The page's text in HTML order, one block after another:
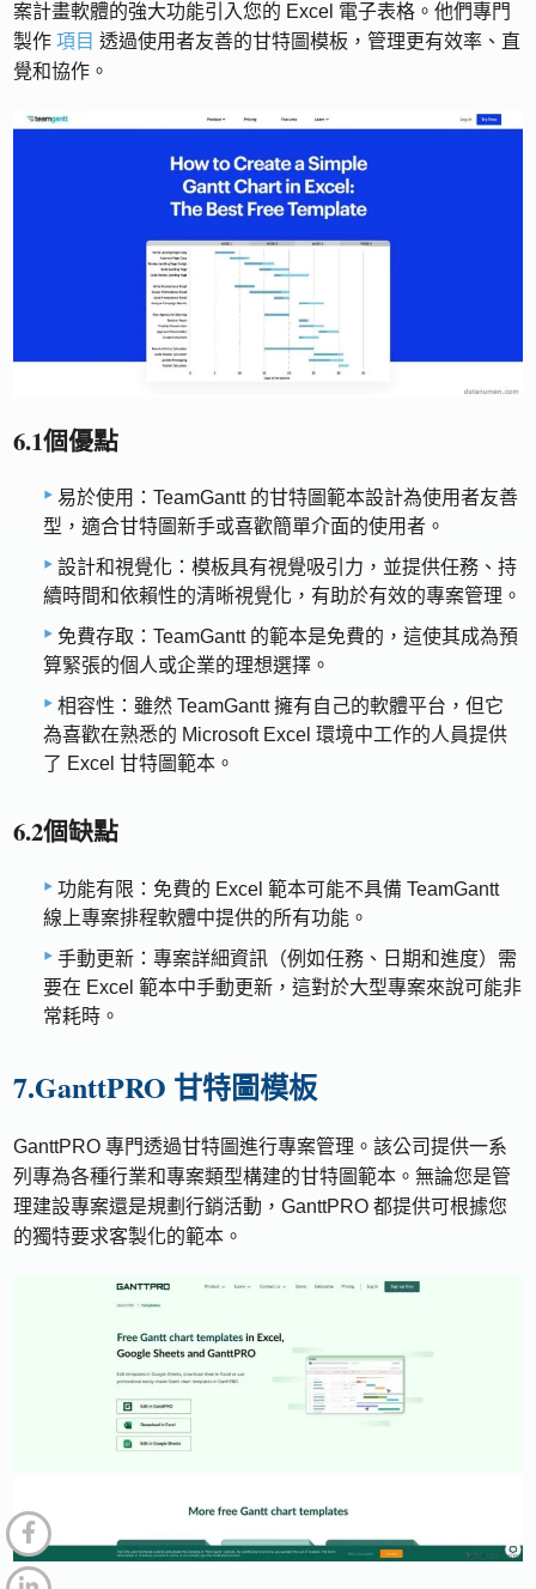
案計畫軟體的強大功能引入您的 Excel 電子表格。他們專門
製作項目 透過使用者友善的甘特圖模板，管理更有效率、直
覺和協作。
6.1個優點
易於使用：TeamGantt 的甘特圖範本設計為使用者友善
型，適合甘特圖新手或喜歡簡單介面的使用者。
設計和視覺化：模板具有視覺吸引力，並提供任務、持
續時間和依賴性的清晰視覺化，有助於有效的專案管理。
免費存取：TeamGantt 的範本是免費的，這使其成為預
算緊張的個人或企業的理想選擇。
相容性：雖然 TeamGantt 擁有自己的軟體平台，但它
為喜歡在熟悉的 Microsoft Excel 環境中工作的人員提供
了 Excel 甘特圖範本。
6.2個缺點
功能有限：免費的 Excel 範本可能不具備 TeamGantt
線上專案排程軟體中提供的所有功能。
手動更新：專案詳細資訊（例如任務、日期和進度）需
要在 Excel 範本中手動更新，這對於大型專案來說可能非
常耗時。
7.GanttPRO 甘特圖模板
GanttPRO 專門透過甘特圖進行專案管理。該公司提供一系
列專為各種行業和專案類型構建的甘特圖範本。無論您是管
理建設專案還是規劃行銷活動，GanttPRO 都提供可根據您
的獨特要求客製化的範本。